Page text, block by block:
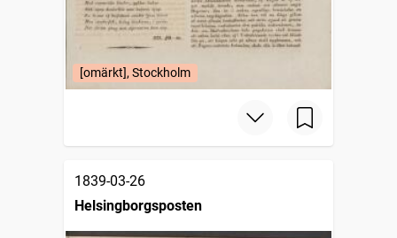
[omärkt], Stockholm
1839-03-26
Helsingborgsposten